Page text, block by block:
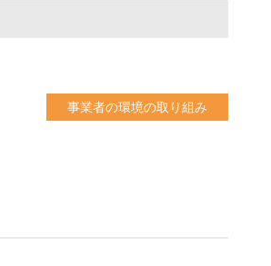
事業者の環境の取り組み